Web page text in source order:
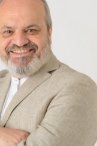
nombre, correo
para la próxima vez
protegido por
y laPolítica de